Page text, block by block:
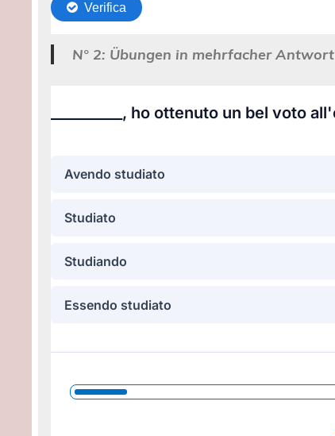
N° 2: Übungen in mehrfacher Antwort